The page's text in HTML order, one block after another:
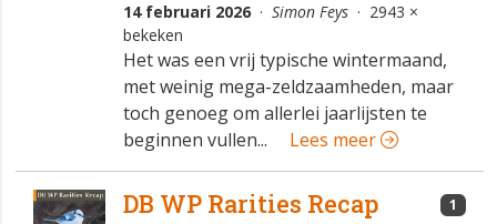
14 februari 2026· Simon Feys· 2943 ×
bekeken
Het was een vrij typische wintermaand,
met weinig mega-zeldzaamheden, maar
toch genoeg om allerlei jaarlijsten te
beginnen vullen...
Lees meer
DB WP Rarities Recap
1